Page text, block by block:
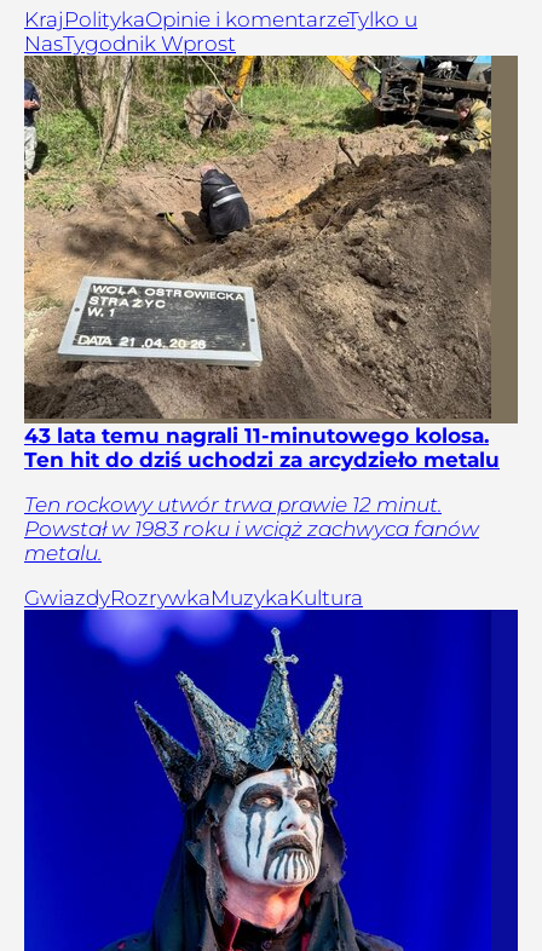
Kraj PolitykaOpinie i komentarzeTylko u
NasTygodnik Wprost
43 lata temu nagrali 11-minutowego kolosa.
Ten hit do dziś uchodzi za arcydzieło metalu
Ten rockowy utwór trwa prawie 12 minut.
Powstał w 1983 roku i wciąż zachwyca fanów
metalu.
GwiazdyRozrywkaMuzykaKultura